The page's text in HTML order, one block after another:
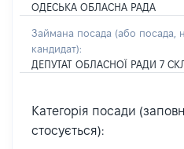
ОДЕСЬКА ОБЛАСНА РАДА
Займана посада (або посада,
кандидат):
ДЕПУТАТ ОБЛАСНОЇ РАДИ 7
Категорія посади
стосується):